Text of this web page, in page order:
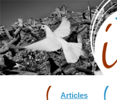
Articles